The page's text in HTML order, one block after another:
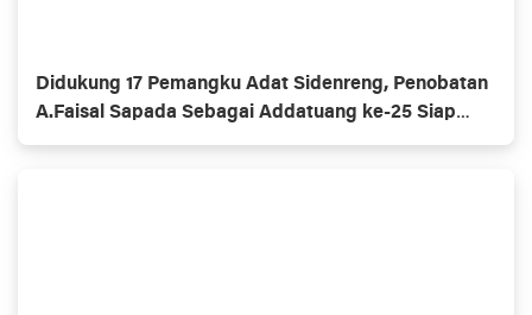
Didukung 17 Pemangku Adat Sidenreng, Penobatan
A.Faisal Sapada Sebagai Addatuang ke-25 Siap
Digelar